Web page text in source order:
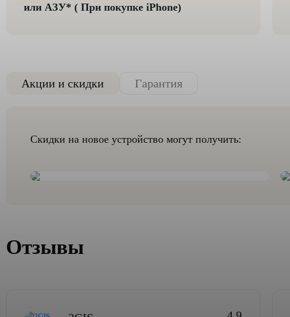
или AЗУ* ( При покупке iPhone)
Акции и скидки Гарантия
Скидки на новое устройство могут получить:
Отзывы